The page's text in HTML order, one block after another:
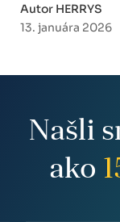
Autor HERRYS
13. januára 2026
Našli
ako